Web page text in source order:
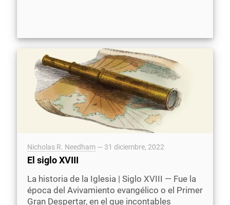
Nicholas R. Needham — 31 diciembre, 2022
El siglo XVIII
La historia de la Iglesia | Siglo XVIII — Fue la
época del Avivamiento evangélico o el Primer
Gran Despertar, en el que incontables